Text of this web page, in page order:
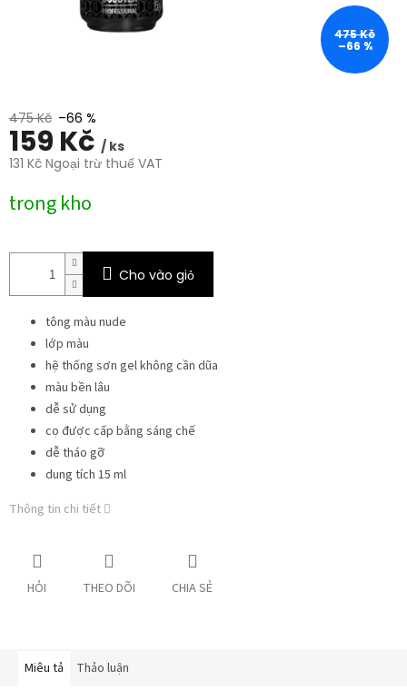
475 Kč
–66 %
475 Kč –66 %
159 Kč / ks
131 Kč Ngoại trừ thuế VAT
đo
trong kho
Cho vào giỏ
tông màu nude
lớp màu
hệ thống sơn gel không cần dũa
màu bền lâu
dễ sử dụng
cọ được cấp bằng sáng chế
dễ tháo gỡ
dung tích 15 ml
Thông tin chi tiết
HỎI THEO DÕI CHIA SẺ
Miêu tả Thảo luận